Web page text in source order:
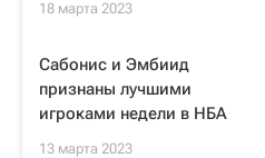
18 марта 2023
Сабонис и Эмбиид
признаны лучшими
игроками недели в НБА
13 марта 2023